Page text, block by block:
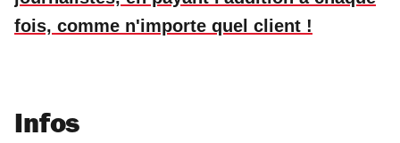
fois, comme n'importe quel client !
Infos